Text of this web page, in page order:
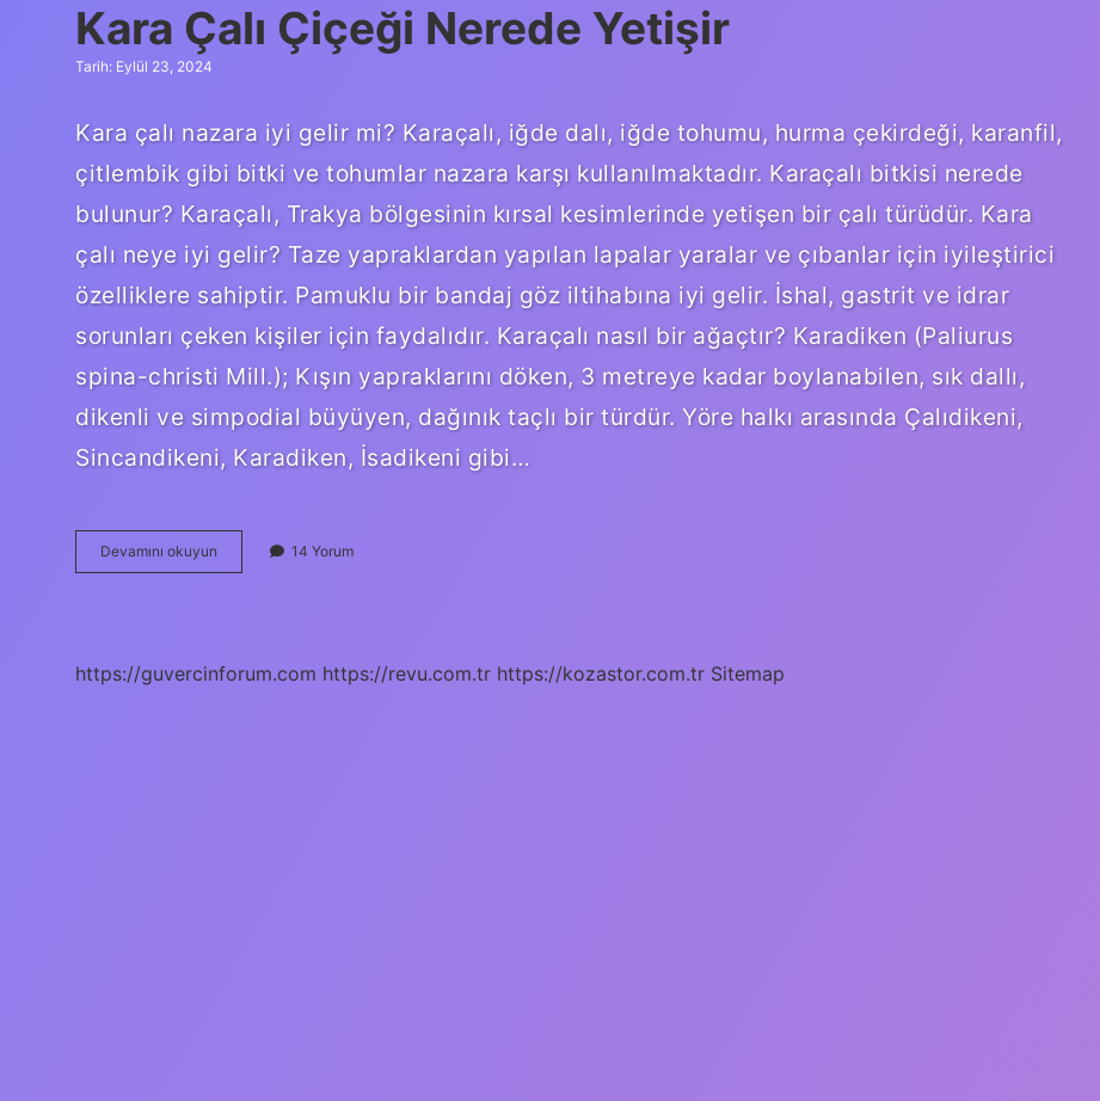
Kara Çalı Çiçeği Nerede Yetişir
Tarih: Eylül 23, 2024
Kara çalı nazara iyi gelir mi? Karaçalı, iğde dalı, iğde tohumu, hurma çekirdeği, karanfil,
çitlembik gibi bitki ve tohumlar nazara karşı kullanılmaktadır. Karaçalı bitkisi nerede
bulunur? Karaçalı, Trakya bölgesinin kırsal kesimlerinde yetişen bir çalı türüdür. Kara
çalı neye iyi gelir? Taze yapraklardan yapılan lapalar yaralar ve çıbanlar için iyileştirici
özelliklere sahiptir. Pamuklu bir bandaj göz iltihabına iyi gelir. İshal, gastrit ve idrar
sorunları çeken kişiler için faydalıdır. Karaçalı nasıl bir ağaçtır? Karadiken (Paliurus
spina-christi Mill.); Kışın yapraklarını döken, 3 metreye kadar boylanabilen, sık dallı,
dikenli ve simpodial büyüyen, dağınık taçlı bir türdür. Yöre halkı arasında Çalıdikeni,
Sincandikeni, Karadiken, İsadikeni gibi…
Devamını okuyun
Çalı
14 Yorum
https://guvercinforum.com https://revu.com.tr https://kozastor.com.tr Sitemap